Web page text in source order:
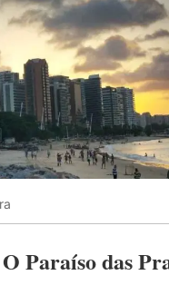
Paraíso das